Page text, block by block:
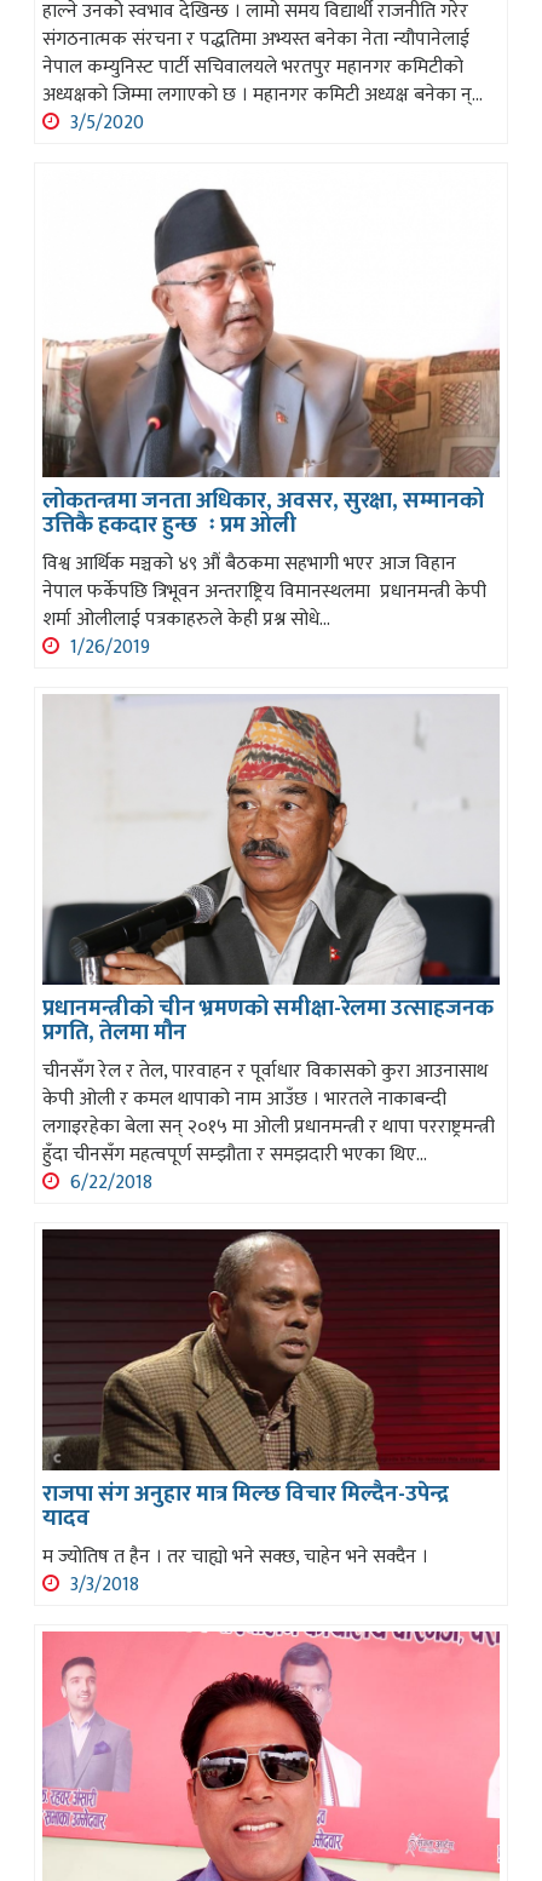
हाल्ने उनको स्वभाव देखिन्छ । लामो समय विद्यार्थी राजनीति गरेर
संगठनात्मक संरचना र पद्धतिमा अभ्यस्त बनेका नेता न्यौपानेलाई
नेपाल कम्युनिस्ट पार्टी सचिवालयले भरतपुर महानगर कमिटीको
अध्यक्षको जिम्मा लगाएको छ । महानगर कमिटी अध्यक्ष बनेका न्...
3/5/2020
लोकतन्त्रमा जनता अधिकार, अवसर, सुरक्षा, सम्मानको
उत्तिकै हकदार हुन्छ ः प्रम ओली
विश्व आर्थिक मञ्चको ४९ औं बैठकमा सहभागी भएर आज विहान
नेपाल फर्केपछि त्रिभूवन अन्तराष्ट्रिय विमानस्थलमा प्रधानमन्त्री केपी
शर्मा ओलीलाई पत्रकाहरुले केही प्रश्न सोधे...
1/26/2019
प्रधानमन्त्रीको चीन भ्रमणको समीक्षा-रेलमा उत्साहजनक
प्रगति, तेलमा मौन
चीनसँग रेल र तेल, पारवाहन र पूर्वाधार विकासको कुरा आउनासाथ
केपी ओली र कमल थापाको नाम आउँछ । भारतले नाकाबन्दी
लगाइरहेका बेला सन् २०१५ मा ओली प्रधानमन्त्री र थापा परराष्ट्रमन्त्री
हुँदा चीनसँग महत्वपूर्ण सम्झौता र समझदारी भएका थिए...
6/22/2018
राजपा संग अनुहार मात्र मिल्छ विचार मिल्दैन-उपेन्द्र
यादव
म ज्योतिष त हैन । तर चाह्यो भने सक्छ, चाहेन भने सक्दैन ।
3/3/2018